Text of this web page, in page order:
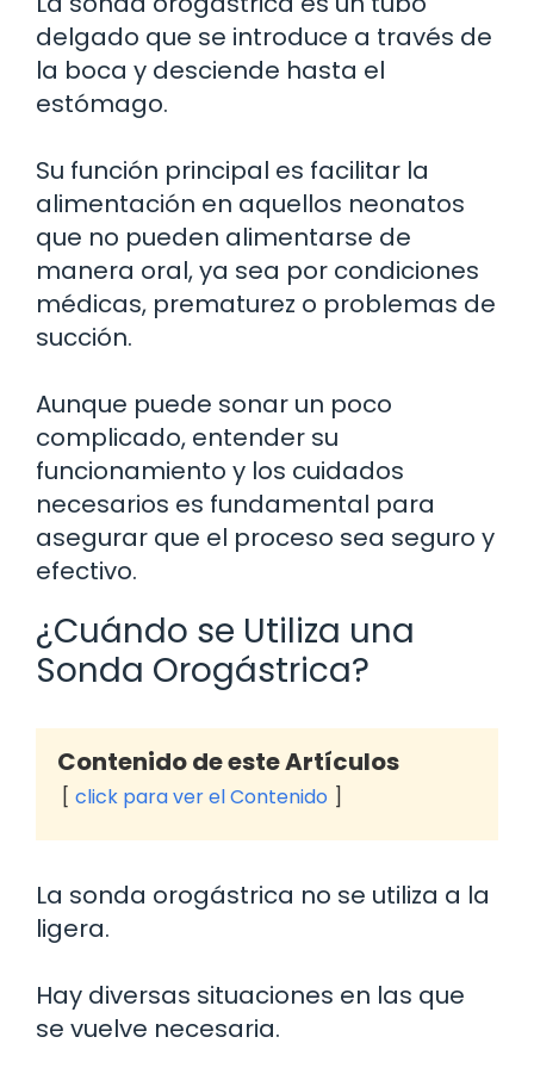
delgado que se introduce a través de
la boca y desciende hasta el
estómago.
Su función principal es facilitar la
alimentación en aquellos neonatos
que no pueden alimentarse de
manera oral, ya sea por condiciones
médicas, prematurez o problemas de
succión.
Aunque puede sonar un poco
complicado, entender su
funcionamiento y los cuidados
necesarios es fundamental para
asegurar que el proceso sea seguro y
efectivo.
¿Cuándo se Utiliza una
Sonda Orogástrica?
Contenido de este Artículos
click para ver el Contenido
La sonda orogástrica no se utiliza a la
ligera.
Hay diversas situaciones en las que
se vuelve necesaria.